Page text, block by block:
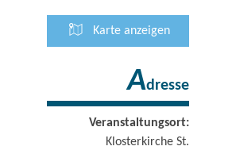
Karte anzeigen
Adresse
Veranstaltungsort:
Klosterkirche St.